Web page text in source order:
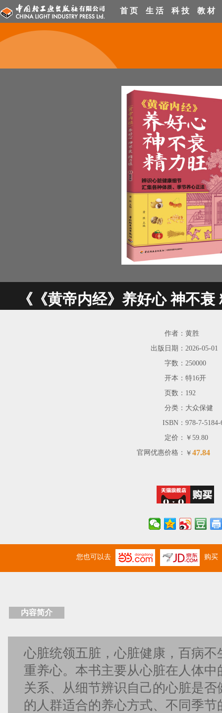
首 页 生 活 科 技 教 材
《《黄帝内经》养好心 神不
作者： 黄胜
出版日期： 2026-05-01
字数： 250000
开本： 特16开
页数： 192
分类： 大众保健
ISBN： 978-7-5184-
定价： ￥59.80
官网优惠价格： ￥ 47.84
您也可以去 购买
内容简介
心脏统领五脏，心脏健康，百病
重养心。本书主要从心脏在人体
关系、从细节辨识自己的心脏是
的人群适合的养心方式、不同季